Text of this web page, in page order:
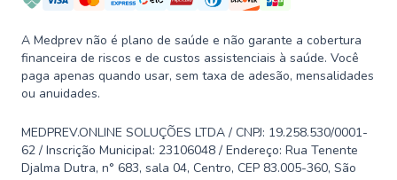
A Medprev não é plano de saúde e não garante a cobertura
financeira de riscos e de custos assistenciais à saúde. Você
paga apenas quando usar, sem taxa de adesão, mensalidades
ou anuidades.
MEDPREV.ONLINE SOLUÇÕES LTDA / CNPJ: 19.258.530/0001-
62 / Inscrição Municipal: 23106048 / Endereço: Rua Tenente
Djalma Dutra, n° 683, sala 04, Centro, CEP 83.005-360, São